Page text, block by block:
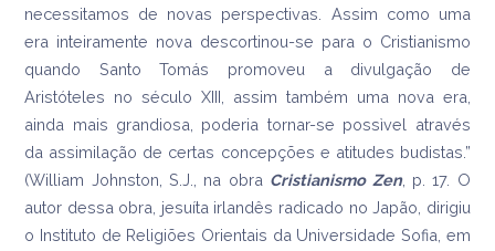
necessitamos de novas perspectivas. Assim como uma
era inteiramente nova descortinou-se para o Cristianismo
quando Santo Tomás promoveu a divulgação de
Aristóteles no século XIII, assim também uma nova era,
ainda mais grandiosa, poderia tornar-se possìvel através
da assimilação de certas concepções e atitudes budistas.”
(William Johnston, S.J., na obra Cristianismo Zen, p. 17. O
autor dessa obra, jesuíta irlandês radicado no Japão, dirigiu
o Instituto de Religiões Orientais da Universidade Sofia, em